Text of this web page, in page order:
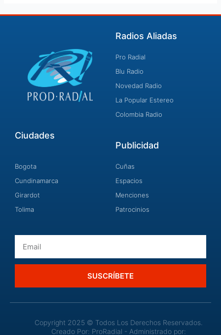
Radios Aliadas
Pro Radial
Blu Radio
Novedad Radio
La Popular Estereo
Colombia Radio
Ciudades
Bogota
Cundinamarca
Girardot
Tolima
Publicidad
Cuñas
Espacios
Menciones
Patrocinios
SUSCRÍBETE
Copyright 2025 © Todos Los Derechos Reservados.
Creado Por: ProRadial - Administrado por: